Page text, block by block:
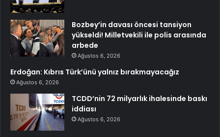
Bozbey’in davası öncesi tansiyon
yükseldi! Milletvekili ile polis arasında
arbede
Ağustos 6, 2026
Erdoğan: Kıbrıs Türk’ünü yalnız bırakmayacağız
Ağustos 6, 2026
TCDD’nin 72 milyarlık ihalesinde baskı
iddiası
Ağustos 6, 2026